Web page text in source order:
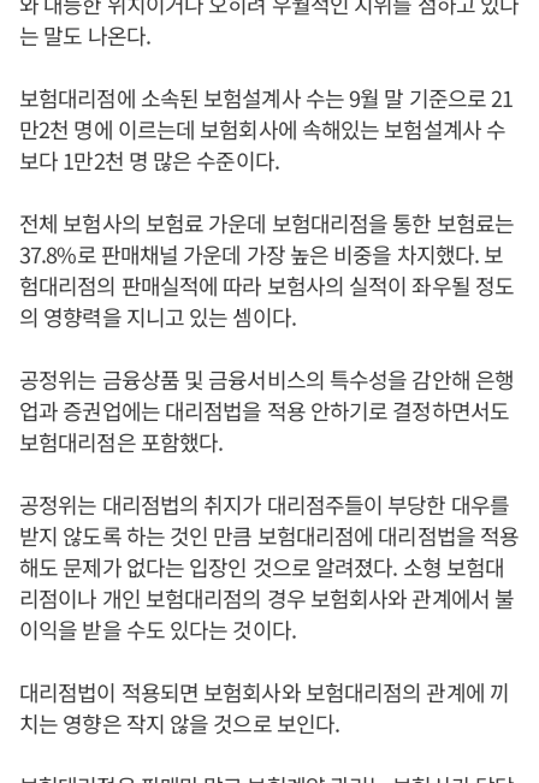
는 말도 나온다.
보험대리점에 소속된 보험설계사 수는 9월 말 기준으로 21
만2천 명에 이르는데 보험회사에 속해있는 보험설계사 수
보다 1만2천 명 많은 수준이다.
전체 보험사의 보험료 가운데 보험대리점을 통한 보험료는
37.8%로 판매채널 가운데 가장 높은 비중을 차지했다. 보
험대리점의 판매실적에 따라 보험사의 실적이 좌우될 정도
의 영향력을 지니고 있는 셈이다.
공정위는 금융상품 및 금융서비스의 특수성을 감안해 은행
업과 증권업에는 대리점법을 적용 안하기로 결정하면서도
보험대리점은 포함했다.
공정위는 대리점법의 취지가 대리점주들이 부당한 대우를
받지 않도록 하는 것인 만큼 보험대리점에 대리점법을 적용
해도 문제가 없다는 입장인 것으로 알려졌다. 소형 보험대
리점이나 개인 보험대리점의 경우 보험회사와 관계에서 불
이익을 받을 수도 있다는 것이다.
대리점법이 적용되면 보험회사와 보험대리점의 관계에 끼
치는 영향은 작지 않을 것으로 보인다.